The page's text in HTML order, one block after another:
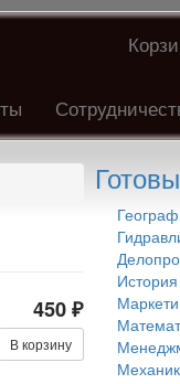
450 ₽
В корзину